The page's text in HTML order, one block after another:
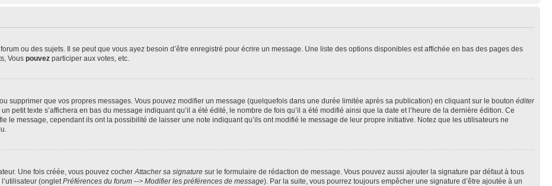
ou des sujets. Il se peut que vous ayez besoin d’être enregistré pour écrire un message. Une liste des options disponibles est affichée en bas des pages des
Vous pouvez participer aux votes, etc.
supprimer que vos propres messages. Vous pouvez modifier un message (quelquefois dans une durée limitée après sa publication) en cliquant sur le bouton éditer
petit texte s’affichera en bas du message indiquant qu’il a été édité, le nombre de fois qu’il a été modifié ainsi que la date et l’heure de la dernière édition. Ce
le message, cependant ils ont la possibilité de laisser une note indiquant qu’ils ont modifié le message de leur propre initiative. Notez que les utilisateurs ne
Une fois créée, vous pouvez cocherAttacher sa signature sur le formulaire de rédaction de message. Vous pouvez aussi ajouter la signature par défaut à tous
(ongletPréférences du forum --> Modifier les préférences de message). Par la suite, vous pourrez toujours empêcher une signature d’être ajoutée à un